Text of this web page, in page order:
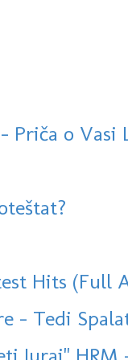
Priča o Vasi
Hits (Full
- Tedi